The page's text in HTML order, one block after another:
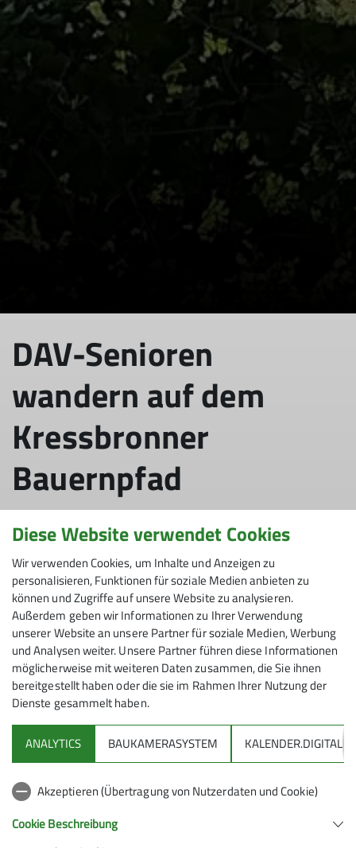
DAV-Senioren
wandern auf dem
Kressbronner
Bauernpfad
Senioren
Die Mittwoch-Seniorengruppe des Alpenvereins
Friedrichshafen plant amMittwoch, 16. August, eine
Wanderung auf demKressbronner Bauernpfadzum
Degersee.
Vom Parkplatz östlich von Berg geht es kurz am Berger
Weiher entlang, über Großholz nach Nitzenweiler am
Schleinsee und hinauf zum Aussichtspunkt beim
Wasserbehälter. Über Busenhaus führt die Wanderung
zur Mittagseinkehr im Degerseestüble. Von hier
Diese Website verwendet Cookies
Wir verwenden Cookies, um Inhalte und Anzeigen zu
personalisieren, Funktionen für soziale Medien anbieten zu
können und Zugriffe auf unsere Website zu analysieren.
Außerdem geben wir Informationen zu Ihrer Verwendung
unserer Website an unsere Partner für soziale Medien, Werbung
und Analysen weiter. Unsere Partner führen diese Informationen
möglicherweise mit weiteren Daten zusammen, die Sie ihnen
bereitgestellt haben oder die sie im Rahmen Ihrer Nutzung der
Dienste gesammelt haben.
ANALYTICS BAUKAMERASYSTEM KALENDER.DIGITAL
Akzeptieren (Übertragung von Nutzerdaten und Cookie)
Cookie Beschreibung